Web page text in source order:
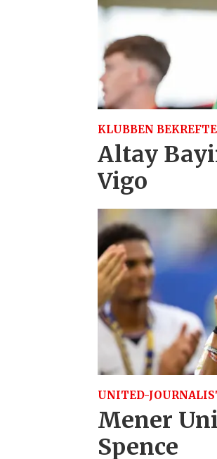
KLUBBEN
Altay
Vigo
UNITED-
Mener
Spence